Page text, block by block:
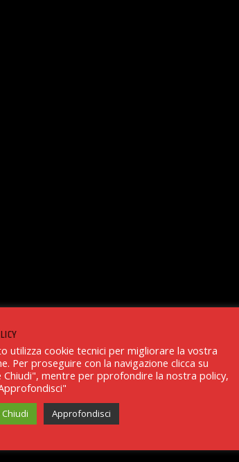
utilizza cookie tecnici per migliorare la vostra
Per proseguire con la navigazione clicca su
Chiudi", mentre per pprofondire la nostra policy,
Approfondisci